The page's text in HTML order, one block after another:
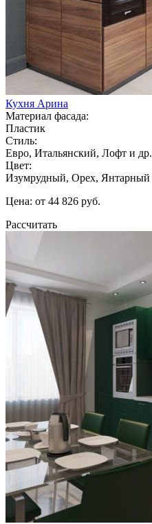
Кухня Арина
Материал фасада:
Пластик
Стиль:
Евро, Итальянский, Лофт и др.
Цвет:
Изумрудный, Орех, Янтарный
Цена: от 44 826 руб.
Рассчитать